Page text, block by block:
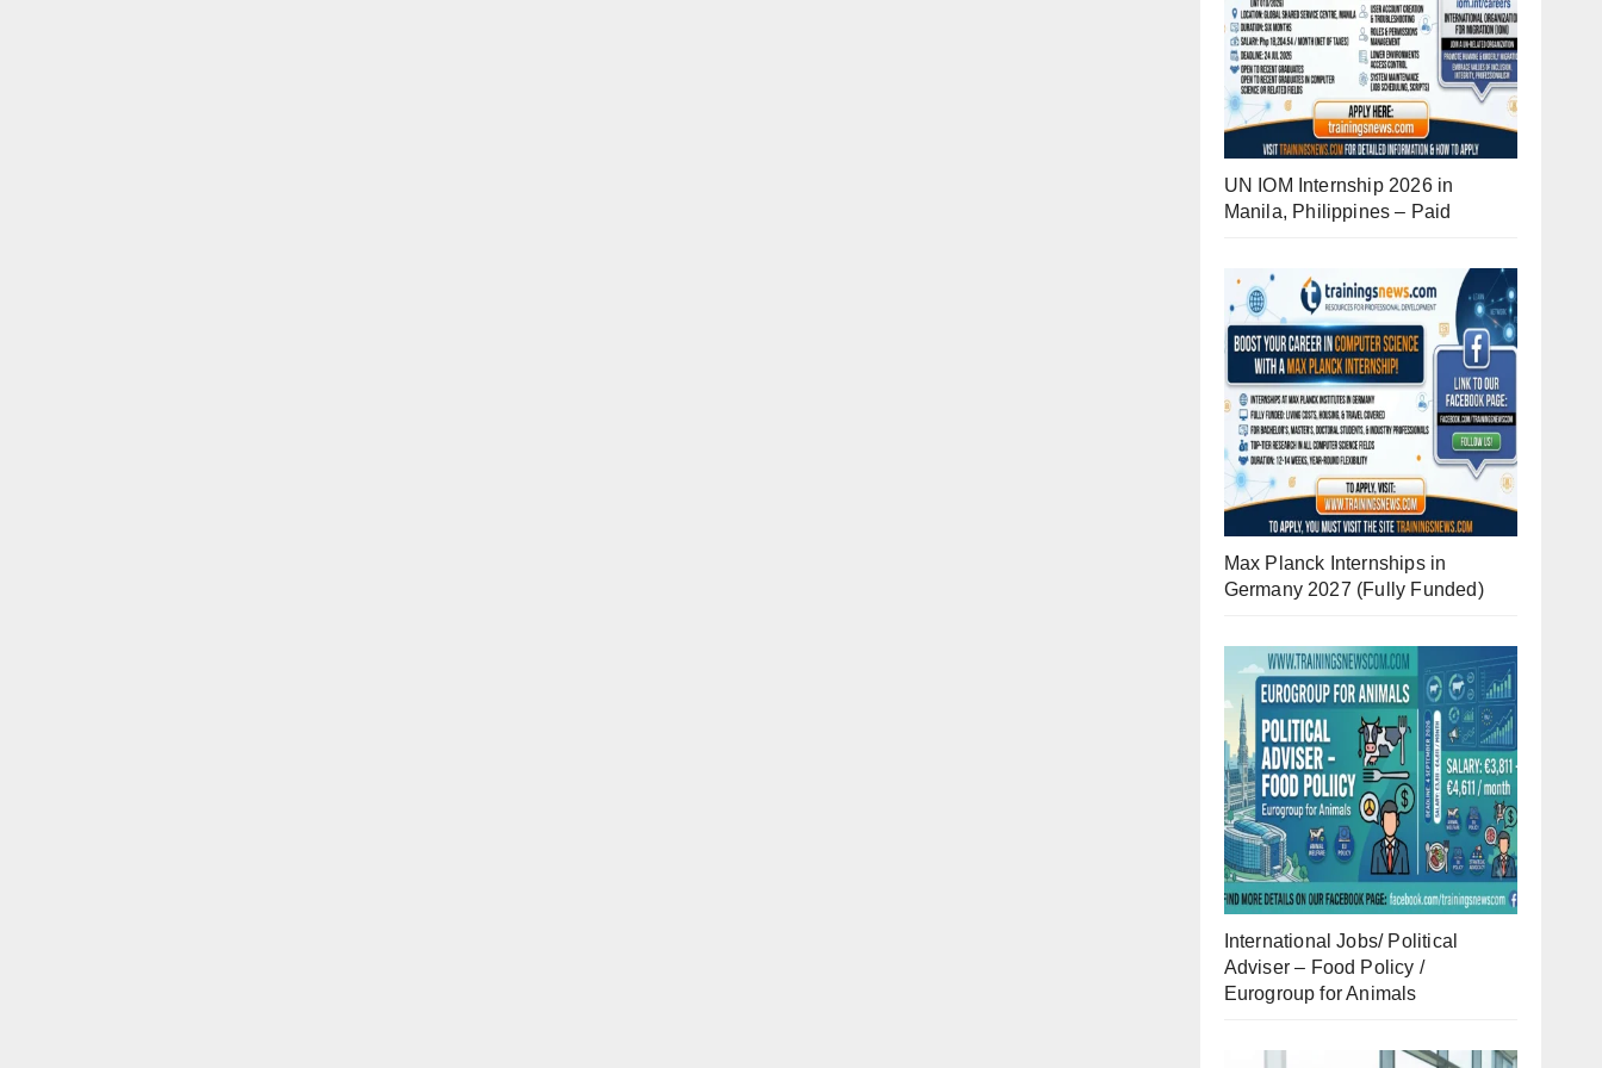
UN IOM Internship 2026 in
Manila, Philippines – Paid
Max Planck Internships in
Germany 2027 (Fully Funded)
International Jobs/ Political
Adviser – Food Policy /
Eurogroup for Animals